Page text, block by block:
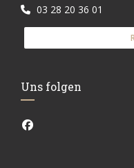
03 28 20 36 01
Uns folgen
Facebook ((öffnet